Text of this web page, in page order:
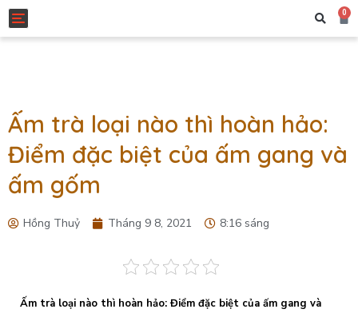
Toggle navigation 0
Ấm trà loại nào thì hoàn hảo:
Điểm đặc biệt của ấm gang và
ấm gốm
Hồng Thuỷ Tháng 9 8, 2021 8:16 sáng
Ấm trà loại nào thì hoàn hảo: Điểm đặc biệt của ấm gang và